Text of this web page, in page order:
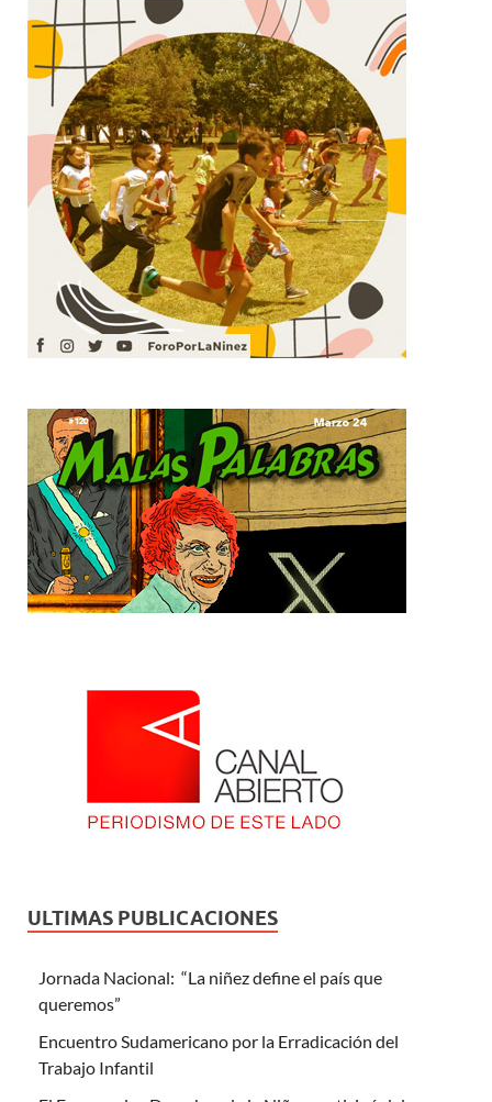
ULTIMAS PUBLICACIONES
Jornada Nacional: “La niñez define el país que
queremos”
Encuentro Sudamericano por la Erradicación del
Trabajo Infantil